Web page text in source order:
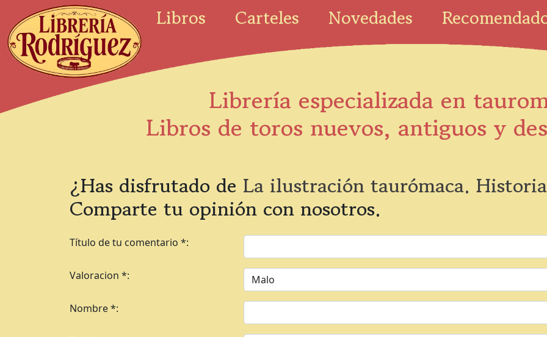
Libros Carteles Novedades
Librería especializada en
Libros de toros nuevos, antiguos y
¿Has disfrutado de La ilustración taurómaca.
Comparte tu opinión con nosotros.
Título de tu comentario *:
Valoracion *:
Nombre *: